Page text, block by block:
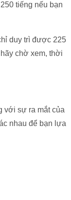
tiếng nếu bạn
duy trì được 225
chờ xem, thời
với sự ra mắt của
nhau để bạn lựa